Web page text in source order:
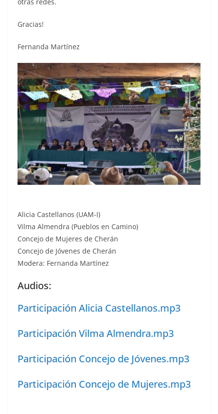
Gracias!
Fernanda Martínez
Alicia Castellanos (UAM-I)
Vilma Almendra (Pueblos en Camino)
Concejo de Mujeres de Cherán
Concejo de Jóvenes de Cherán
Modera: Fernanda Martínez
Audios: ​
Participación Alicia Castellanos.mp3
Participación Vilma Almendra.mp3
Participación Concejo de Jóvenes.mp3
Participación Concejo de Mujeres.mp3